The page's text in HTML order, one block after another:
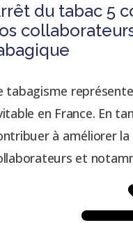
du tabac 5
tabagisme
en France. En
à améliorer
et